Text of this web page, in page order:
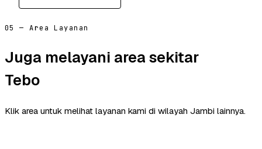
05 — Area Layanan
Juga melayani area sekitar
Tebo
Klik area untuk melihat layanan kami di wilayah Jambi lainnya.